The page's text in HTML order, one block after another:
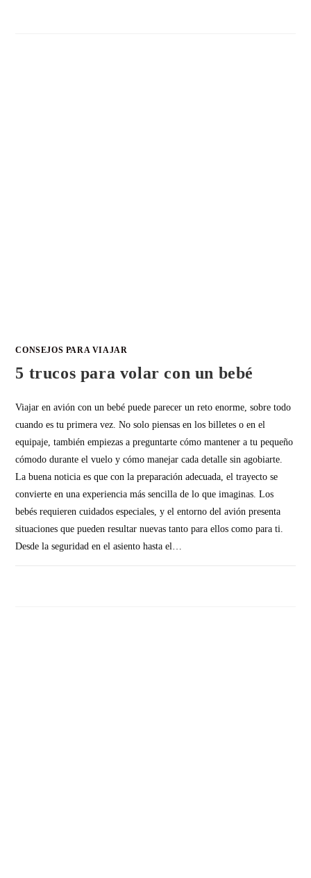
CONSEJOS PARA VIAJAR
5 trucos para volar con un bebé
Viajar en avión con un bebé puede parecer un reto enorme, sobre todo
cuando es tu primera vez. No solo piensas en los billetes o en el
equipaje, también empiezas a preguntarte cómo mantener a tu pequeño
cómodo durante el vuelo y cómo manejar cada detalle sin agobiarte.
La buena noticia es que con la preparación adecuada, el trayecto se
convierte en una experiencia más sencilla de lo que imaginas. Los
bebés requieren cuidados especiales, y el entorno del avión presenta
situaciones que pueden resultar nuevas tanto para ellos como para ti.
Desde la seguridad en el asiento hasta el…